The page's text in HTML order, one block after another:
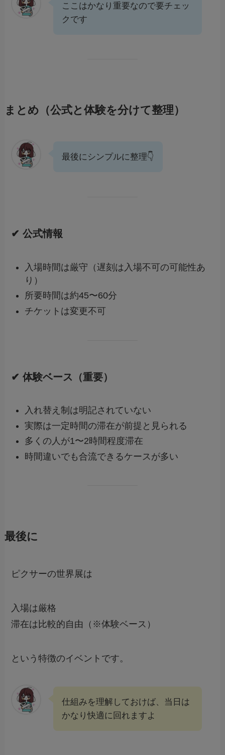
ここはかなり重要なので要チェッ
クです
まとめ（公式と体験を分けて整理）
最後にシンプルに整理👇
✔ 公式情報
入場時間は厳守（遅刻は入場不可の可能性あ
り）
所要時間は約45〜60分
チケットは変更不可
✔ 体験ベース（重要）
入れ替え制は明記されていない
実際は一定時間の滞在が前提と見られる
多くの人が1〜2時間程度滞在
時間違いでも合流できるケースが多い
最後に
ピクサーの世界展は
入場は厳格
滞在は比較的自由（※体験ベース）
という特徴のイベントです。
仕組みを理解しておけば、当日は
かなり快適に回れますよ